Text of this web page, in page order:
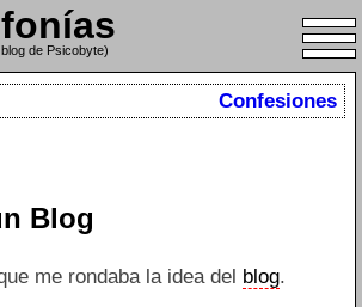
de Psicobyte)
Confesiones
Blog
me rondaba la idea del blog.